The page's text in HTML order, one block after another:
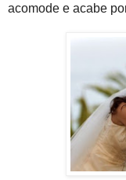
acomode e acabe